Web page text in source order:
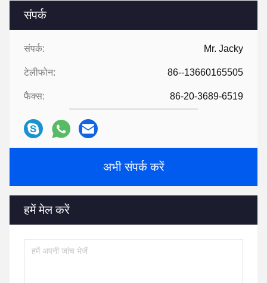
संपर्क
संपर्क: Mr. Jacky
टेलीफोन: 86--13660165505
फैक्स: 86-20-3689-6519
अभी संपर्क करें
हमें मेल करें